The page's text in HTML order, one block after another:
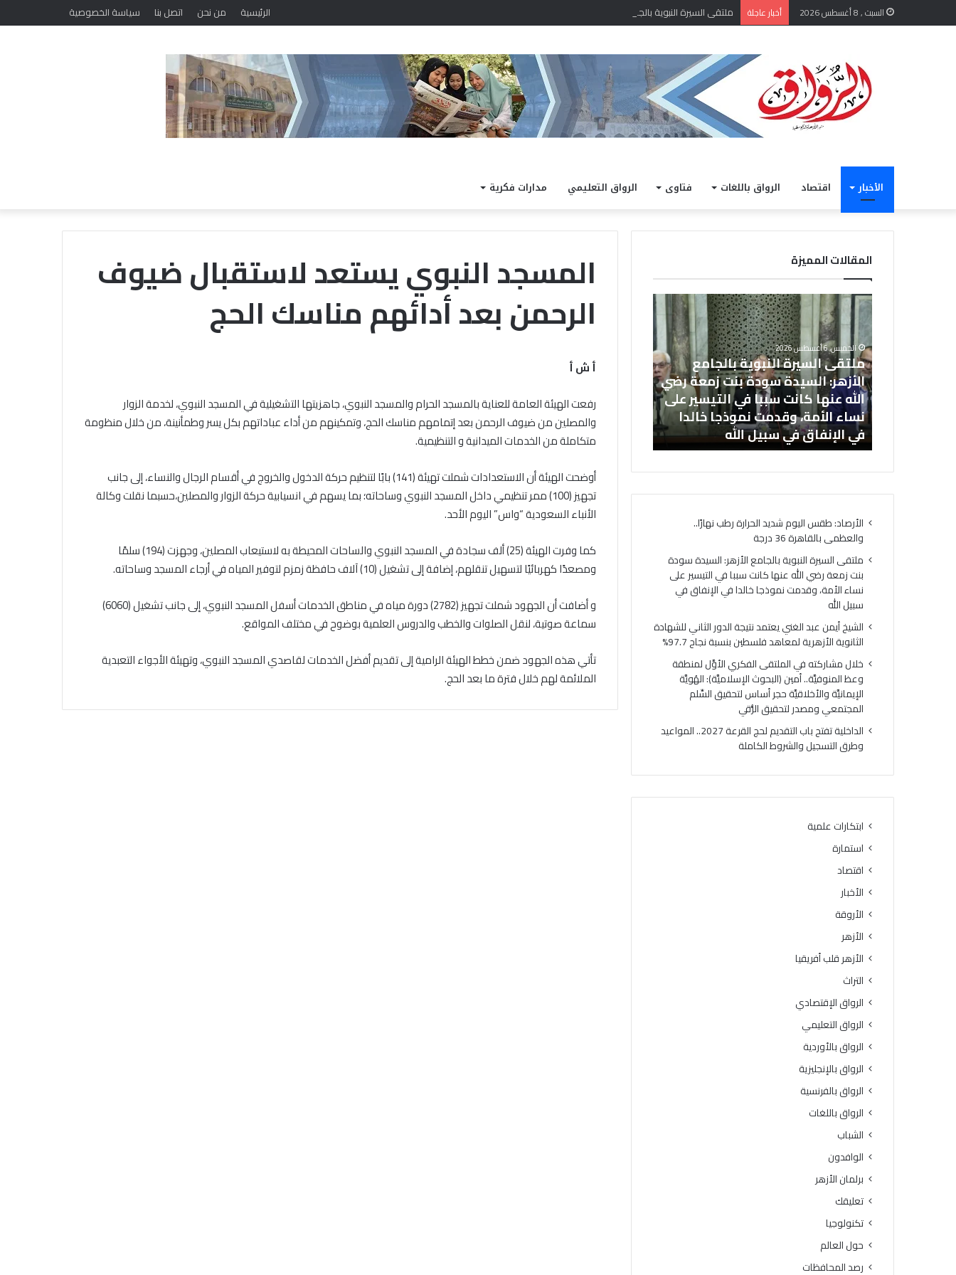
السبت , 8 أغسطس 2026 أخبار عاجلة الرئيسية من نحن اتصل بنا سياسة الخصوصية
الأخبار اقتصاد الرواق باللغات فتاوى الرواق التعليمي مدارات فكرية
المسجد النبوي يستعد لاستقبال ضيوف
الرحمن بعد أدائهم مناسك الحج
أ ش أ
رفعت الهيئة العامة للعناية بالمسجد الحرام والمسجد النبوي، جاهزيتها التشغيلية في المسجد النبوي، لخدمة الزوار
والمصلين من ضيوف الرحمن بعد إتمامهم مناسك الحج، وتمكينهم من أداء عباداتهم بكل يسر وطمأنينة، من خلال منظومة
متكاملة من الخدمات الميدانية و التنظيمية.
أوضحت الهيئة أن الاستعدادات شملت تهيئة (141) بابًا لتنظيم حركة الدخول والخروج في أقسام الرجال والنساء، إلى جانب
تجهيز (100) ممر تنظيمي داخل المسجد النبوي وساحاته؛ بما يسهم في انسيابية حركة الزوار والمصلين،حسبما نقلت وكالة
الأنباء السعودية “واس” اليوم الأحد.
كما وفرت الهيئة (25) ألف سجادة في المسجد النبوي والساحات المحيطة به لاستيعاب المصلين، وجهزت (194) سلمًا
ومصعدًا كهربائيًا لتسهيل تنقلهم، إضافة إلى تشغيل (10) آلاف حافظة زمزم لتوفير المياه في أرجاء المسجد وساحاته.
و أضافت أن الجهود شملت تجهيز (2782) دورة مياه في مناطق الخدمات أسفل المسجد النبوي، إلى جانب تشغيل (6060)
سماعة صوتية، لنقل الصلوات والخطب والدروس العلمية بوضوح في مختلف المواقع.
تأتي هذه الجهود ضمن خطط الهيئة الرامية إلى تقديم أفضل الخدمات لقاصدي المسجد النبوي، وتهيئة الأجواء التعبدية
الملائمة لهم خلال فترة ما بعد الحج.
المقالات المميزة
ملتقى
السيرة
النبوية
بالجامع
الأزهر:
السيدة
سودة
بنت
زمعة
رضي
الله
سببا
التيسير
على
نساء
الأمة،
وقدمت
نموذجا
خالدا
في
الإنفاق
في
سبيل
الله
الخميس, 6 أغسطس 2026
ملتقى السيرة النبوية بالجامع
الأزهر: السيدة سودة بنت زمعة رضي
الله عنها كانت سببا في التيسير على
نساء الأمة، وقدمت نموذجا خالدا
في الإنفاق في سبيل الله
الشيخ
يعتمد
نتيجة
الدور
الثاني
للشهادة
الثانوية
الأزهرية
بنسبة
الشيخ أيمن عبد الغني يعتمد نتيجة
الدور الثاني للشهادة الثانوية
الأزهرية لمعاهد فلسطين بنسبة
خلال
مشاركته
وعظ
المنوفيَّة..
أمين
(البحوث
الهُويَّة
الإيمانيَّة
والأخلاقيَّة
لتحقيق
السِّلم
ومصدر
لتحقيق
الرُّقي
الخميس, 6 أغسطس 2026
الإيمانيَّة والأخلاقيَّة حجر أساس
لتحقيق السِّلم المجتمعي ومصدر
لتحقيق الرُّقي
تفتح
باب
المواعيد
وطرق
الداخلية تفتح باب التقديم لحج
القرعة 2027.. المواعيد وطرق
التسجيل والشروط الكاملة
الأرصاد: طقس اليوم شديد الحرارة رطب نهارًا..
والعظمى بالقاهرة 36 درجة
ملتقى السيرة النبوية بالجامع الأزهر: السيدة سودة
بنت زمعة رضي الله عنها كانت سببا في التيسير على
نساء الأمة، وقدمت نموذجا خالدا في الإنفاق في
سبيل الله
الشيخ أيمن عبد الغني يعتمد نتيجة الدور الثاني للشهادة
الثانوية الأزهرية لمعاهد فلسطين بنسبة نجاح 97.7%
خلال مشاركته في الملتقى الفكري الأوَّل لمنطقة
وعظ المنوفيَّة.. أمين (البحوث الإسلاميَّة): الهُويَّة
الإيمانيَّة والأخلاقيَّة حجر أساس لتحقيق السِّلم
المجتمعي ومصدر لتحقيق الرُّقي
الداخلية تفتح باب التقديم لحج القرعة 2027.. المواعيد
وطرق التسجيل والشروط الكاملة
ابتكارات علمية
استمارة
اقتصاد
الأخبار
الأروقة
الأزهر
الأزهر قلب أفريقيا
التراث
الرواق الإقتصادي
الرواق التعليمي
الرواق بالأوردية
الرواق بالإنجليزية
الرواق بالفرنسية
الرواق باللغات
الشباب
الوافدون
برلمان الأزهر
تعليقك
تكنولوجيا
حول العالم
رصد المحافظات